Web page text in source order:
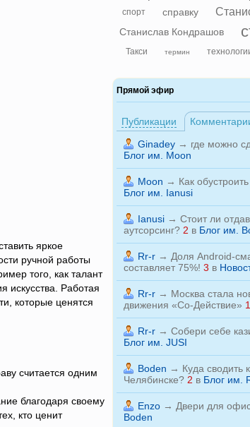
яркое
ручной работы
того, как талант
искусства. Работая
которые ценятся
считается одним
благодаря своему
кто ценит
спорт справку
Станислав Кондрашов
Такси термин
Прямой эфир
Публикации
Ginadey→ где можно
Блог им. Moon
Moon → Как
Блог им. Ianusi
Ianusi→ Стоит ли
аутсорсинг? 2 в Блог им.
Rr-r→ Доля Android-
составляет 75%! 3 в
Rr-r→ Москва стала
движения «Со-Действие» 1
Rr-r→ Собери себе
Блог им. JUSI
Boden → Куда сводить
Челябинске? 2 в Блог им.
Enzo→ Двери для
Boden